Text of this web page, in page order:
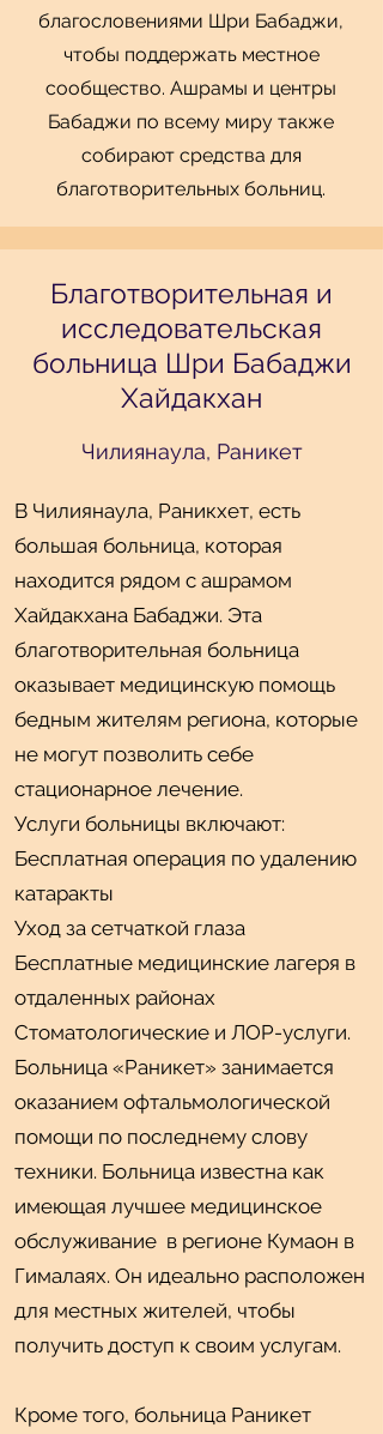
благословениями Шри Бабаджи,
чтобы поддержать местное
сообщество. Ашрамы и центры
Бабаджи по всему миру также
собирают средства для
благотворительных больниц.
Благотворительная и
исследовательская
больница Шри Бабаджи
Хайдакхан
Чилиянаула, Раникет
В Чилиянаула, Раникхет, есть
большая больница, которая
находится рядом с ашрамом
Хайдакхана Бабаджи. Эта
благотворительная больница
оказывает медицинскую помощь
бедным жителям региона, которые
не могут позволить себе
стационарное лечение.
Услуги больницы включают:
Бесплатная операция по удалению
катаракты
Уход за сетчаткой глаза
Бесплатные медицинские лагеря в
отдаленных районах
Стоматологические и ЛОР-услуги.
Больница «Раникет» занимается
оказанием офтальмологической
помощи по последнему слову
техники. Больница известна как
имеющая лучшее медицинское
обслуживание в регионе Кумаон в
Гималаях. Он идеально расположен
для местных жителей, чтобы
получить доступ к своим услугам.
Кроме того, больница Раникет
Translate
Translate